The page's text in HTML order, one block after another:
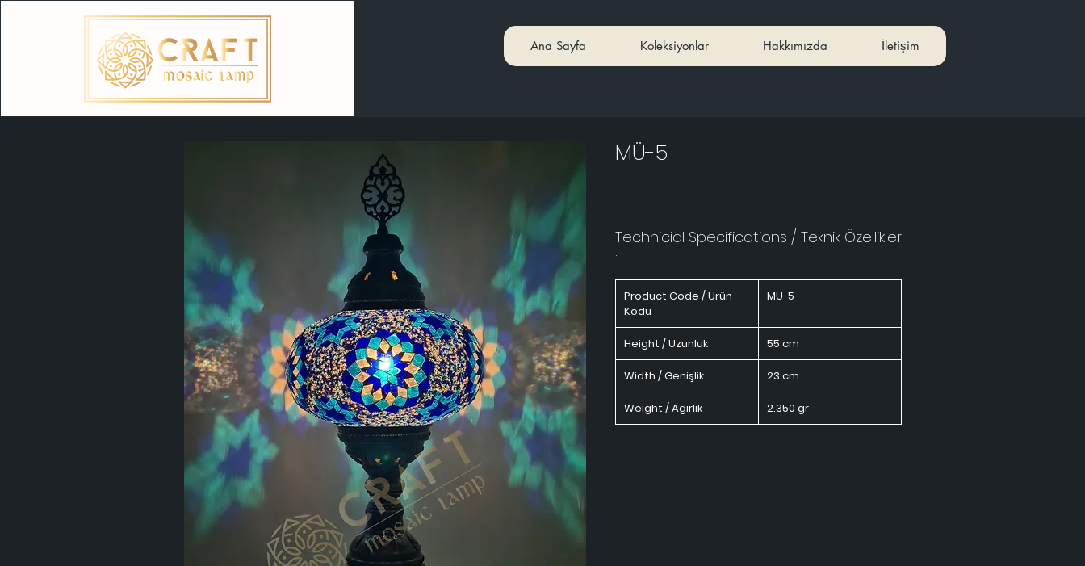
Ana Sayfa Koleksiyonlar Hakkımızda İletişim
MÜ-5
Technicial Specifications / Teknik Özellikler
:
Product Code / Ürün
Kodu
MÜ-5
Height / Uzunluk 55 cm
Width / Genişlik 23 cm
Weight / Ağırlık 2.350 gr